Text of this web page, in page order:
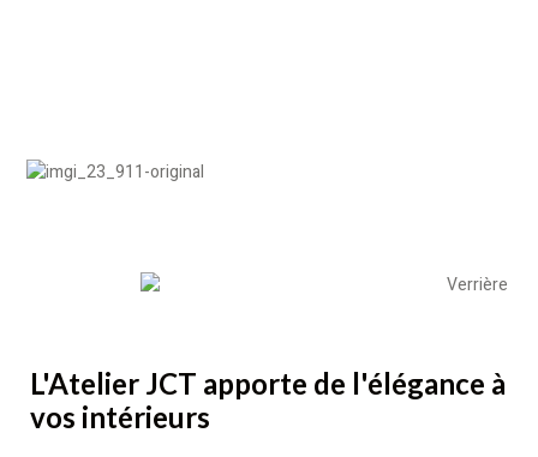
L'Atelier JCT apporte de l'élégance à
vos intérieurs